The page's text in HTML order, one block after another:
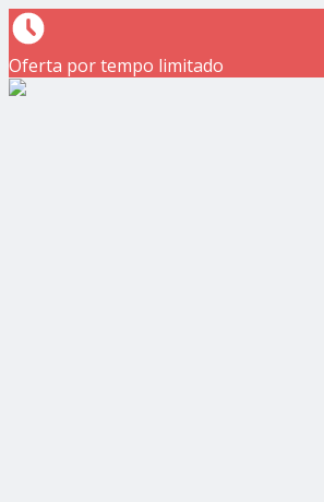
Oferta por tempo limitado